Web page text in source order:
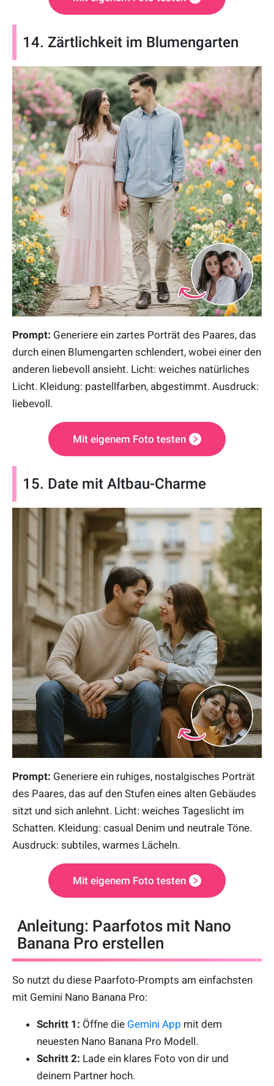
14. Zärtlichkeit im Blumengarten
Prompt: Generiere ein zartes Porträt des Paares, das
durch einen Blumengarten schlendert, wobei einer den
anderen liebevoll ansieht. Licht: weiches natürliches
Licht. Kleidung: pastellfarben, abgestimmt. Ausdruck:
liebevoll.
Mit eigenem Foto testen
15. Date mit Altbau-Charme
Prompt: Generiere ein ruhiges, nostalgisches Porträt
des Paares, das auf den Stufen eines alten Gebäudes
sitzt und sich anlehnt. Licht: weiches Tageslicht im
Schatten. Kleidung: casual Denim und neutrale Töne.
Ausdruck: subtiles, warmes Lächeln.
Mit eigenem Foto testen
Anleitung: Paarfotos mit Nano
Banana Pro erstellen
So nutzt du diese Paarfoto-Prompts am einfachsten
mit Gemini Nano Banana Pro:
Schritt 1: Öffne die Gemini App mit dem
neuesten Nano Banana Pro Modell.
Schritt 2: Lade ein klares Foto von dir und
deinem Partner hoch.